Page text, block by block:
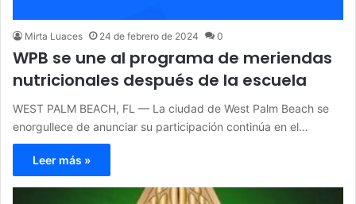
Mirta Luaces 24 de febrero de 2024 0
WPB se une al programa de meriendas
nutricionales después de la escuela
WEST PALM BEACH, FL — La ciudad de West Palm Beach se
enorgullece de anunciar su participación continúa en el…
Leer más »